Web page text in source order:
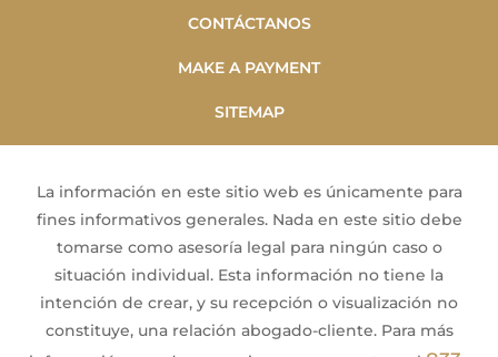
CONTÁCTANOS
MAKE A PAYMENT
SITEMAP
La información en este sitio web es únicamente para
fines informativos generales. Nada en este sitio debe
tomarse como asesoría legal para ningún caso o
situación individual. Esta información no tiene la
intención de crear, y su recepción o visualización no
constituye, una relación abogado-cliente. Para más